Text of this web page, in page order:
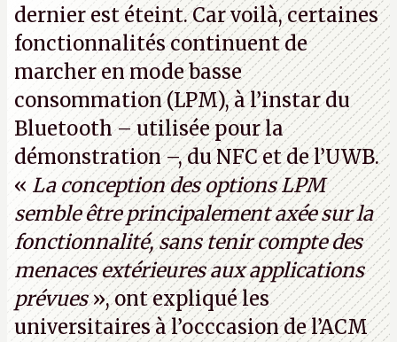
dernier est éteint. Car voilà, certaines
fonctionnalités continuent de
marcher en mode basse
consommation (LPM), à l’instar du
Bluetooth – utilisée pour la
démonstration –, du NFC et de l’UWB.
« La conception des options LPM
semble être principalement axée sur la
fonctionnalité, sans tenir compte des
menaces extérieures aux applications
prévues», ont expliqué les
universitaires à l’occcasion de l’ACM